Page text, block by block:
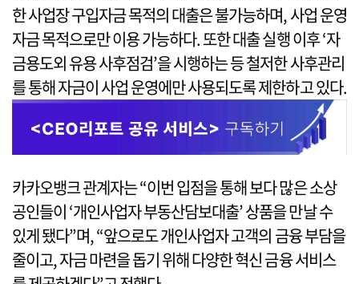
한 사업장 구입자금 목적의 대출은 불가능하며, 사업 운영
자금 목적으로만 이용 가능하다. 또한 대출 실행 이후 ‘자
금용도외 유용 사후점검’을 시행하는 등 철저한 사후관리
를 통해 자금이 사업 운영에만 사용되도록 제한하고 있다.
카카오뱅크 관계자는 “이번 입점을 통해 보다 많은 소상
공인들이 ‘개인사업자 부동산담보대출’ 상품을 만날 수
있게 됐다”며, “앞으로도 개인사업자 고객의 금융 부담을
줄이고, 자금 마련을 돕기 위해 다양한 혁신 금융 서비스